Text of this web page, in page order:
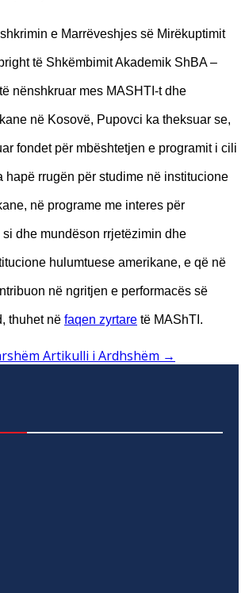
e Marrëveshjes së Mirëkuptimit
të Shkëmbimit Akademik ShBA –
nënshkruar mes MASHTI-t dhe
në Kosovë, Pupovci ka theksuar se,
fondet për mbështetjen e programit i cili
hapë rrugën për studime në institucione
në programe me interes për
dhe mundëson rrjetëzimin dhe
hulumtuese amerikane, e që në
në ngritjen e performacës së
thuhet në faqen zyrtare të MAShTI.
Artikulli i Ardhshëm →